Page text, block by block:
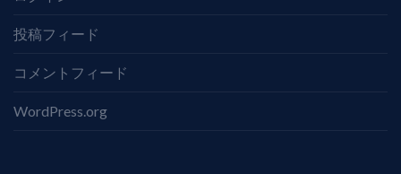
投稿フィード
コメントフィード
WordPress.org